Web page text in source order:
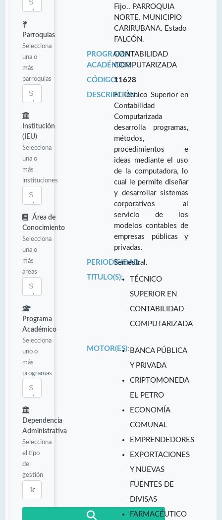
Parroquias
Selecciona
una o
más
parroquias
Institución
(IEU)
Selecciona
una o
más
instituciones
Área de
Conocimiento
Selecciona
una o
más
áreas
Programa
Académico
Selecciona
uno o
más
programas
Dependencia
Administrativa
Selecciona
el tipo
de
gestión
Fijo.. PARROQUIA
NORTE. MUNICIPIO
CARIRUBANA. Estado
FALCÓN.
PROGRAMA
ACADÉMICO:
CONTABILIDAD
COMPUTARIZADA
CÓDIGO:11628
DESCRIPCIÓN:El Técnico Superior en
Contabilidad
Computarizada
desarrolla programas,
métodos,
procedimientos e
ideas mediante el uso
de la computadora, lo
cual le permite diseñar
y desarrollar sistemas
corporativos al
servicio de los
modelos contables de
empresas públicas y
privadas.
PERIODICIDAD:
Semestral.
TITULO(S):
TÉCNICO
SUPERIOR EN
CONTABILIDAD
COMPUTARIZADA
MOTOR(ES): BANCA PÚBLICA
Y PRIVADA
CRIPTOMONEDA
EL PETRO
ECONOMÍA
COMUNAL
EMPRENDEDORES
EXPORTACIONES
Y NUEVAS
FUENTES DE
DIVISAS
FARMACÉUTICO